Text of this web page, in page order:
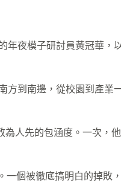
夜模子研討員黃冠華，
到南邊，從校園到產業
人先的包涵度。一次，
個被徹底搞明白的掉敗